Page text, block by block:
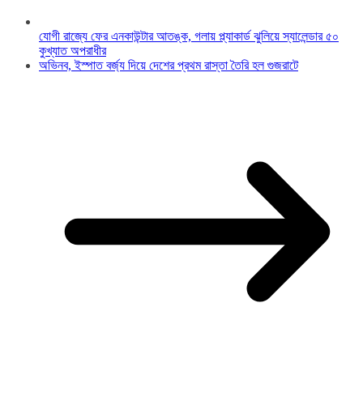
যোগী রাজ্যে ফের এনকাউন্টার আতঙ্ক, গলায় প্ল্যাকার্ড ঝুলিয়ে স্যালেন্ডার ৫০
কুখ্যাত অপরাধীর
অভিনব, ইস্পাত বর্জ্য দিয়ে দেশের প্রথম রাস্তা তৈরি হল গুজরাটে